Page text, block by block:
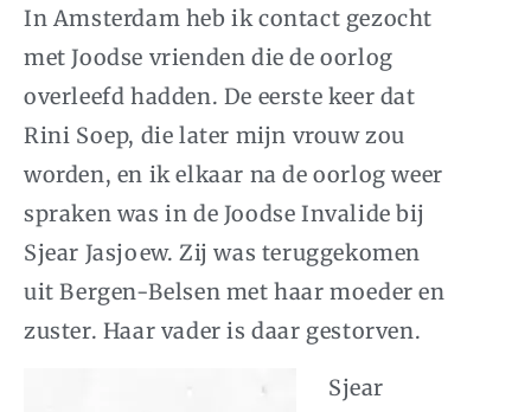
In Amsterdam heb ik contact gezocht
met Joodse vrienden die de oorlog
overleefd hadden. De eerste keer dat
Rini Soep, die later mijn vrouw zou
worden, en ik elkaar na de oorlog weer
spraken was in de Joodse Invalide bij
Sjear Jasjoew. Zij was teruggekomen
uit Bergen-Belsen met haar moeder en
zuster. Haar vader is daar gestorven.
Sjear